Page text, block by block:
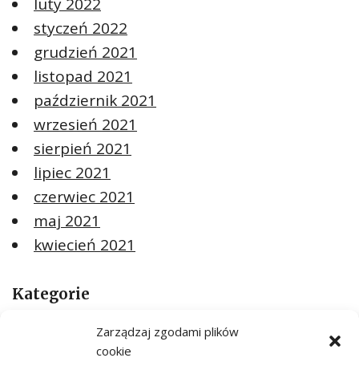
Zarządzaj zgodami plików
cookie
luty 2022
styczeń 2022
grudzień 2021
listopad 2021
październik 2021
wrzesień 2021
sierpień 2021
lipiec 2021
czerwiec 2021
maj 2021
kwiecień 2021
Kategorie
ARTYKUŁ SPONSOROWANY
Budownictwo